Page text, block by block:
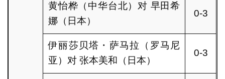
黄怡桦（中华台北）对 早田希
娜（日本）
0-3
伊丽莎贝塔・萨马拉（罗马尼
亚）对 张本美和（日本）
0-3